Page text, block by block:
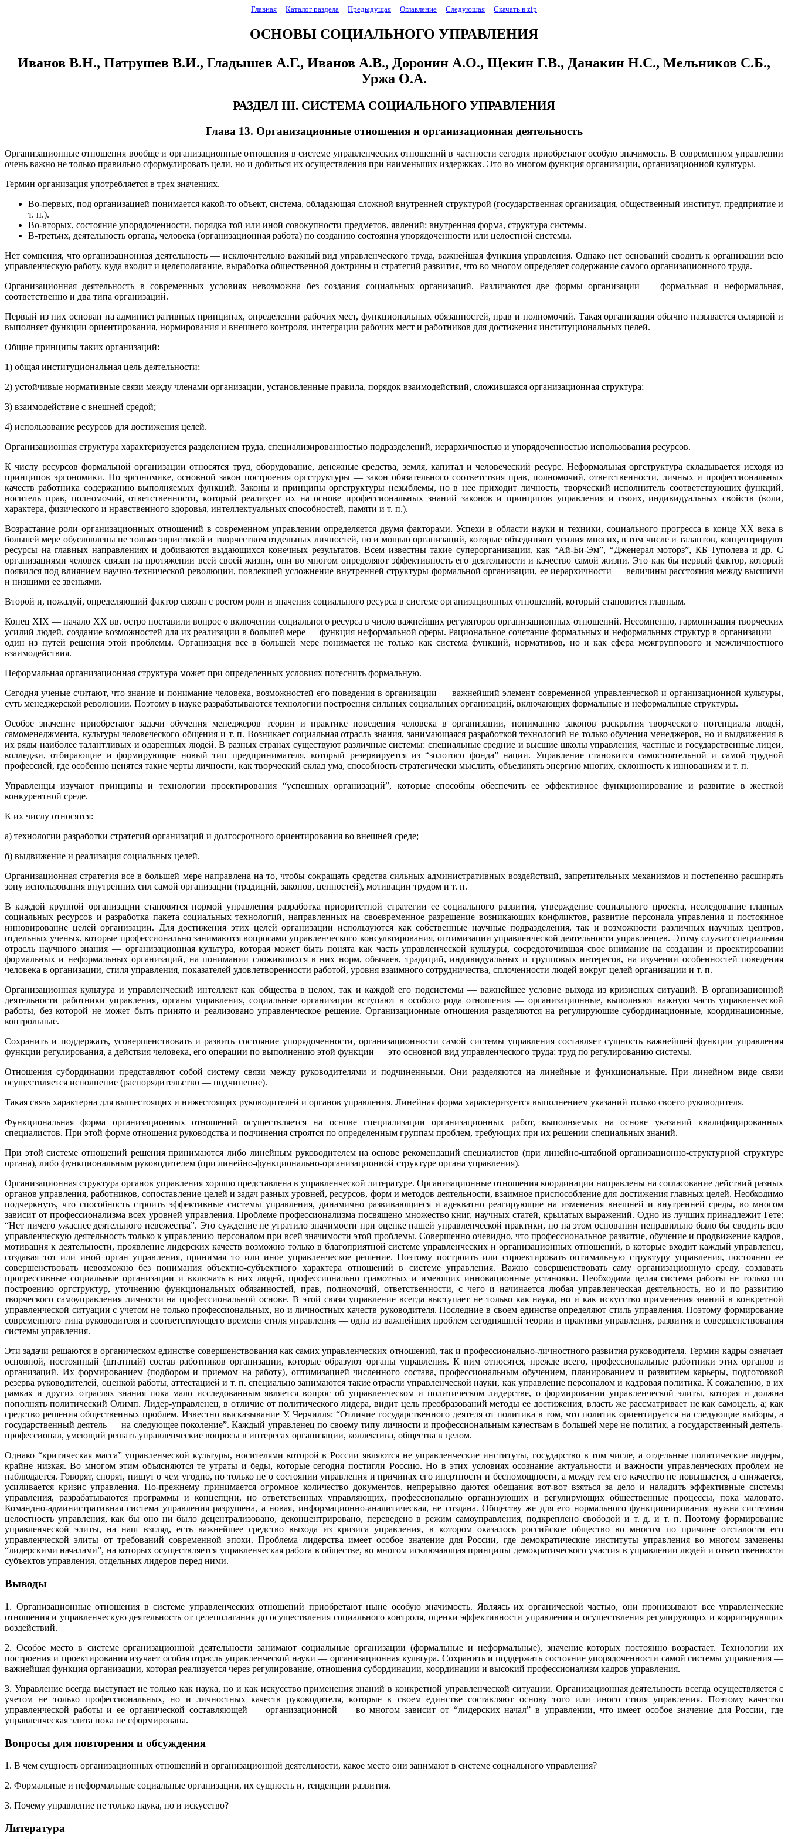
Главная Каталог раздела Предыдущая Оглавление Следующая Скачать в zip
ОСНОВЫ СОЦИАЛЬНОГО УПРАВЛЕНИЯ
Иванов В.Н., Патрушев В.И., Гладышев А.Г., Иванов А.В., Доронин А.О., Щекин Г.В., Данакин Н.С., Мельников С.Б.,
Уржа О.А.
РАЗДЕЛ III. СИСТЕМА СОЦИАЛЬНОГО УПРАВЛЕНИЯ
Глава 13. Организационные отношения и организационная деятельность
Организационные отношения вообще и организационные отношения в системе управленческих отношений в частности сегодня приобретают особую значимость. В современном управлении
очень важно не только правильно сформулировать цели, но и добиться их осуществления при наименьших издержках. Это во многом функция организации, организационной культуры.
Термин организация употребляется в трех значениях.
Во-первых, под организацией понимается какой-то объект, система, обладающая сложной внутренней структурой (государственная организация, общественный институт, предприятие и
т. п.).
Во-вторых, состояние упорядоченности, порядка той или иной совокупности предметов, явлений: внутренняя форма, структура системы.
В-третьих, деятельность органа, человека (организационная работа) по созданию состояния упорядоченности или целостной системы.
Нет сомнения, что организационная деятельность — исключительно важный вид управленческого труда, важнейшая функция управления. Однако нет оснований сводить к организации всю
управленческую работу, куда входит и целеполагание, выработка общественной доктрины и стратегий развития, что во многом определяет содержание самого организационного труда.
Организационная деятельность в современных условиях невозможна без создания социальных организаций. Различаются две формы организации — формальная и неформальная,
соответственно и два типа организаций.
Первый из них основан на административных принципах, определении рабочих мест, функциональных обязанностей, прав и полномочий. Такая организация обычно называется склярной и
выполняет функции ориентирования, нормирования и внешнего контроля, интеграции рабочих мест и работников для достижения институциональных целей.
Общие принципы таких организаций:
1) общая институциональная цель деятельности;
2) устойчивые нормативные связи между членами организации, установленные правила, порядок взаимодействий, сложившаяся организационная структура;
3) взаимодействие с внешней средой;
4) использование ресурсов для достижения целей.
Организационная структура характеризуется разделением труда, специализированностью подразделений, иерархичностью и упорядоченностью использования ресурсов.
К числу ресурсов формальной организации относятся труд, оборудование, денежные средства, земля, капитал и человеческий ресурс. Неформальная оргструктура складывается исходя из
принципов эргономики. По эргономике, основной закон построения оргструктуры — закон обязательного соответствия прав, полномочий, ответственности, личных и профессиональных
качеств работника содержанию выполняемых функций. Законы и принципы оргструктуры незыблемы, но в нее приходит личность, творческий исполнитель соответствующих функций,
носитель прав, полномочий, ответственности, который реализует их на основе профессиональных знаний законов и принципов управления и своих, индивидуальных свойств (воли,
характера, физического и нравственного здоровья, интеллектуальных способностей, памяти и т. п.).
Возрастание роли организационных отношений в современном управлении определяется двумя факторами. Успехи в области науки и техники, социального прогресса в конце XX века в
большей мере обусловлены не только эвристикой и творчеством отдельных личностей, но и мощью организаций, которые объединяют усилия многих, в том числе и талантов, концентрируют
ресурсы на главных направлениях и добиваются выдающихся конечных результатов. Всем известны такие суперорганизации, как “Ай-Би-Эм”, “Дженерал моторз”, КБ Туполева и др. С
организациями человек связан на протяжении всей своей жизни, они во многом определяют эффективность его деятельности и качество самой жизни. Это как бы первый фактор, который
появился под влиянием научно-технической революции, повлекшей усложнение внутренней структуры формальной организации, ее иерархичности — величины расстояния между высшими
и низшими ее звеньями.
Второй и, пожалуй, определяющий фактор связан с ростом роли и значения социального ресурса в системе организационных отношений, который становится главным.
Конец XIX — начало XX вв. остро поставили вопрос о включении социального ресурса в число важнейших регуляторов организационных отношений. Несомненно, гармонизация творческих
усилий людей, создание возможностей для их реализации в большей мере — функция неформальной сферы. Рациональное сочетание формальных и неформальных структур в организации —
один из путей решения этой проблемы. Организация все в большей мере понимается не только как система функций, нормативов, но и как сфера межгруппового и межличностного
взаимодействия.
Неформальная организационная структура может при определенных условиях потеснить формальную.
Сегодня ученые считают, что знание и понимание человека, возможностей его поведения в организации — важнейший элемент современной управленческой и организационной культуры,
суть менеджерской революции. Поэтому в науке разрабатываются технологии построения сильных социальных организаций, включающих формальные и неформальные структуры.
Особое значение приобретают задачи обучения менеджеров теории и практике поведения человека в организации, пониманию законов раскрытия творческого потенциала людей,
самоменеджмента, культуры человеческого общения и т. п. Возникает социальная отрасль знания, занимающаяся разработкой технологий не только обучения менеджеров, но и выдвижения в
их ряды наиболее талантливых и одаренных людей. В разных странах существуют различные системы: специальные средние и высшие школы управления, частные и государственные лицеи,
колледжи, отбирающие и формирующие новый тип предпринимателя, который резервируется из “золотого фонда” нации. Управление становится самостоятельной и самой трудной
профессией, где особенно ценятся такие черты личности, как творческий склад ума, способность стратегически мыслить, объединять энергию многих, склонность к инновациям и т. п.
Управленцы изучают принципы и технологии проектирования “успешных организаций”, которые способны обеспечить ее эффективное функционирование и развитие в жесткой
конкурентной среде.
К их числу относятся:
а) технологии разработки стратегий организаций и долгосрочного ориентирования во внешней среде;
б) выдвижение и реализация социальных целей.
Организационная стратегия все в большей мере направлена на то, чтобы сокращать средства сильных административных воздействий, запретительных механизмов и постепенно расширять
зону использования внутренних сил самой организации (традиций, законов, ценностей), мотивации трудом и т. п.
В каждой крупной организации становятся нормой управления разработка приоритетной стратегии ее социального развития, утверждение социального проекта, исследование главных
социальных ресурсов и разработка пакета социальных технологий, направленных на своевременное разрешение возникающих конфликтов, развитие персонала управления и постоянное
инновирование целей организации. Для достижения этих целей организации используются как собственные научные подразделения, так и возможности различных научных центров,
отдельных ученых, которые профессионально занимаются вопросами управленческого консультирования, оптимизации управленческой деятельности управленцев. Этому служит специальная
отрасль научного знания — организационная культура, которая может быть понята как часть управленческой культуры, сосредоточившая свое внимание на создании и проектировании
формальных и неформальных организаций, на понимании сложившихся в них норм, обычаев, традиций, индивидуальных и групповых интересов, на изучении особенностей поведения
человека в организации, стиля управления, показателей удовлетворенности работой, уровня взаимного сотрудничества, сплоченности людей вокруг целей организации и т. п.
Организационная культура и управленческий интеллект как общества в целом, так и каждой его подсистемы — важнейшее условие выхода из кризисных ситуаций. В организационной
деятельности работники управления, органы управления, социальные организации вступают в особого рода отношения — организационные, выполняют важную часть управленческой
работы, без которой не может быть принято и реализовано управленческое решение. Организационные отношения разделяются на регулирующие субординационные, координационные,
контрольные.
Сохранить и поддержать, усовершенствовать и развить состояние упорядоченности, организационности самой системы управления составляет сущность важнейшей функции управления
функции регулирования, а действия человека, его операции по выполнению этой функции — это основной вид управленческого труда: труд по регулированию системы.
Отношения субординации представляют собой систему связи между руководителями и подчиненными. Они разделяются на линейные и функциональные. При линейном виде связи
осуществляется исполнение (распорядительство — подчинение).
Такая связь характерна для вышестоящих и нижестоящих руководителей и органов управления. Линейная форма характеризуется выполнением указаний только своего руководителя.
Функциональная форма организационных отношений осуществляется на основе специализации организационных работ, выполняемых на основе указаний квалифицированных
специалистов. При этой форме отношения руководства и подчинения строятся по определенным группам проблем, требующих при их решении специальных знаний.
При этой системе отношений решения принимаются либо линейным руководителем на основе рекомендаций специалистов (при линейно-штабной организационно-структурной структуре
органа), либо функциональным руководителем (при линейно-функционально-организационной структуре органа управления).
Организационная структура органов управления хорошо представлена в управленческой литературе. Организационные отношения координации направлены на согласование действий разных
органов управления, работников, сопоставление целей и задач разных уровней, ресурсов, форм и методов деятельности, взаимное приспособление для достижения главных целей. Необходимо
подчеркнуть, что способность строить эффективные системы управления, динамично развивающиеся и адекватно реагирующие на изменения внешней и внутренней среды, во многом
зависит от профессионализма всех уровней управления. Проблеме профессионализма посвящено множество книг, научных статей, крылатых выражений. Одно из лучших принадлежит Гете:
“Нет ничего ужаснее деятельного невежества”. Это суждение не утратило значимости при оценке нашей управленческой практики, но на этом основании неправильно было бы сводить всю
управленческую деятельность только к управлению персоналом при всей значимости этой проблемы. Совершенно очевидно, что профессиональное развитие, обучение и продвижение кадров,
мотивация к деятельности, проявление лидерских качеств возможно только в благоприятной системе управленческих и организационных отношений, в которые входит каждый управленец,
создавая тот или иной орган управления, принимая то или иное управленческое решение. Поэтому построить или спроектировать оптимальную структуру управления, постоянно ее
совершенствовать невозможно без понимания объектно-субъектного характера отношений в системе управления. Важно совершенствовать саму организационную среду, создавать
прогрессивные социальные организации и включать в них людей, профессионально грамотных и имеющих инновационные установки. Необходима целая система работы не только по
построению оргструктур, уточнению функциональных обязанностей, прав, полномочий, ответственности, с чего и начинается любая управленческая деятельность, но и по развитию
творческого самоуправления личности на профессиональной основе. В этой связи управление всегда выступает не только как наука, но и как искусство применения знаний в конкретной
управленческой ситуации с учетом не только профессиональных, но и личностных качеств руководителя. Последние в своем единстве определяют стиль управления. Поэтому формирование
современного типа руководителя и соответствующего времени стиля управления — одна из важнейших проблем сегодняшней теории и практики управления, развития и совершенствования
системы управления.
Эти задачи решаются в органическом единстве совершенствования как самих управленческих отношений, так и профессионально-личностного развития руководителя. Термин кадры означает
основной, постоянный (штатный) состав работников организации, которые образуют органы управления. К ним относятся, прежде всего, профессиональные работники этих органов и
организаций. Их формированием (подбором и приемом на работу), оптимизацией численного состава, профессиональным обучением, планированием и развитием карьеры, подготовкой
резерва руководителей, оценкой работы, аттестацией и т. п. специально занимаются такие отрасли управленческой науки, как управление персоналом и кадровая политика. К сожалению, в их
рамках и других отраслях знания пока мало исследованным является вопрос об управленческом и политическом лидерстве, о формировании управленческой элиты, которая и должна
пополнять политический Олимп. Лидер-управленец, в отличие от политического лидера, видит цель преобразований методы ее достижения, власть же рассматривает не как самоцель, а; как
средство решения общественных проблем. Известно высказывание У. Черчилля: “Отличие государственного деятеля от политика в том, что политик ориентируется на следующие выборы, а
государственный деятель — на следующее поколение”. Каждый управленец по своему типу личности и профессиональным качествам в большей мере не политик, а государственный деятель-
профессионал, умеющий решать управленческие вопросы в интересах организации, коллектива, общества в целом.
Однако “критическая масса” управленческой культуры, носителями которой в России являются не управленческие институты, государство в том числе, а отдельные политические лидеры,
крайне низкая. Во многом этим объясняются те утраты и беды, которые сегодня постигли Россию. Но в этих условиях осознание актуальности и важности управленческих проблем не
наблюдается. Говорят, спорят, пишут о чем угодно, но только не о состоянии управления и причинах его инертности и беспомощности, а между тем его качество не повышается, а снижается,
усиливается кризис управления. По-прежнему принимается огромное количество документов, непрерывно даются обещания вот-вот взяться за дело и наладить эффективные системы
управления, разрабатываются программы и концепции, но ответственных управляющих, профессионально организующих и регулирующих общественные процессы, пока маловато.
Командно-административная система управления разрушена, а новая, информационно-аналитическая, не создана. Обществу же для его нормального функционирования нужна системная
целостность управления, как бы оно ни было децентрализовано, деконцентрировано, переведено в режим самоуправления, подкреплено свободой и т. д. и т. п. Поэтому формирование
управленческой элиты, на наш взгляд, есть важнейшее средство выхода из кризиса управления, в котором оказалось российское общество во многом по причине отсталости его
управленческой элиты от требований современной эпохи. Проблема лидерства имеет особое значение для России, где демократические институты управления во многом заменены
“лидерскими началами”, на которых осуществляется управленческая работа в обществе, во многом исключающая принципы демократического участия в управлении людей и ответственности
субъектов управления, отдельных лидеров перед ними.
Выводы
1. Организационные отношения в системе управленческих отношений приобретают ныне особую значимость. Являясь их органической частью, они пронизывают все управленческие
отношения и управленческую деятельность от целеполагания до осуществления социального контроля, оценки эффективности управления и осуществления регулирующих и корригирующих
воздействий.
2. Особое место в системе организационной деятельности занимают социальные организации (формальные и неформальные), значение которых постоянно возрастает. Технологии их
построения и проектирования изучает особая отрасль управленческой науки — организационная культура. Сохранить и поддержать состояние упорядоченности самой системы управления —
важнейшая функция организации, которая реализуется через регулирование, отношения субординации, координации и высокий профессионализм кадров управления.
3. Управление всегда выступает не только как наука, но и как искусство применения знаний в конкретной управленческой ситуации. Организационная деятельность всегда осуществляется с
учетом не только профессиональных, но и личностных качеств руководителя, которые в своем единстве составляют основу того или иного стиля управления. Поэтому качество
управленческой работы и ее органической составляющей — организационной — во многом зависит от “лидерских начал” в управлении, что имеет особое значение для России, где
управленческая элита пока не сформирована.
Вопросы для повторения и обсуждения
1. В чем сущность организационных отношений и организационной деятельности, какое место они занимают в системе социального управления?
2. Формальные и неформальные социальные организации, их сущность и, тенденции развития.
3. Почему управление не только наука, но и искусство?
Литература